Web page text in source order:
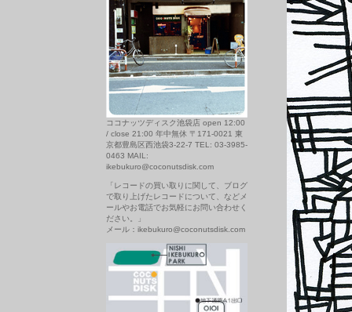
ココナッツディスク池袋店 open 12:00
/ close 21:00 年中無休 〒171-0021 東
京都豊島区西池袋3-22-7 TEL: 03-3985-
0463 MAIL:
ikebukuro@coconutsdisk.com
「レコードの買い取りに関して、ブログ
で取り上げたレコードについて、などメ
ールやお電話でお気軽にお問い合わせく
ださい。」
メール：ikebukuro@coconutsdisk.com